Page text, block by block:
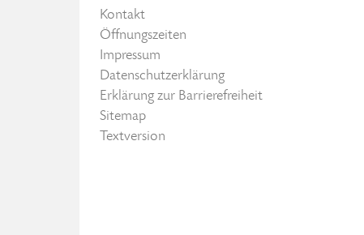
Kontakt
Öffnungszeiten
Impressum
Datenschutzerklärung
Erklärung zur Barrierefreiheit
Sitemap
Textversion